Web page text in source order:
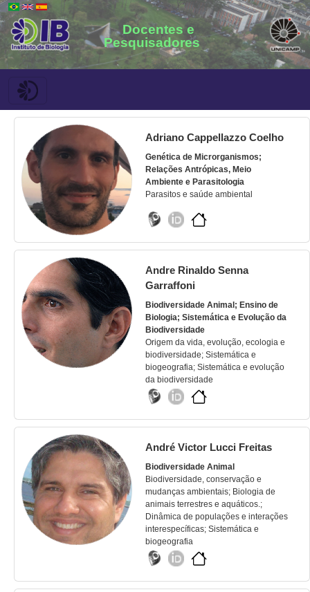
Docentes e
Pesquisadores
Adriano Cappellazzo Coelho
Genética de Microrganismos;
Relações Antrópicas, Meio
Ambiente e Parasitologia
Parasitos e saúde ambiental
Andre Rinaldo Senna
Garraffoni
Biodiversidade Animal; Ensino de
Biologia; Sistemática e Evolução da
Biodiversidade
Origem da vida, evolução, ecologia e
biodiversidade; Sistemática e
biogeografia; Sistemática e evolução
da biodiversidade
André Victor Lucci Freitas
Biodiversidade Animal
Biodiversidade, conservação e
mudanças ambientais; Biologia de
animais terrestres e aquáticos.;
Dinâmica de populações e interações
interespecíficas; Sistemática e
biogeografia